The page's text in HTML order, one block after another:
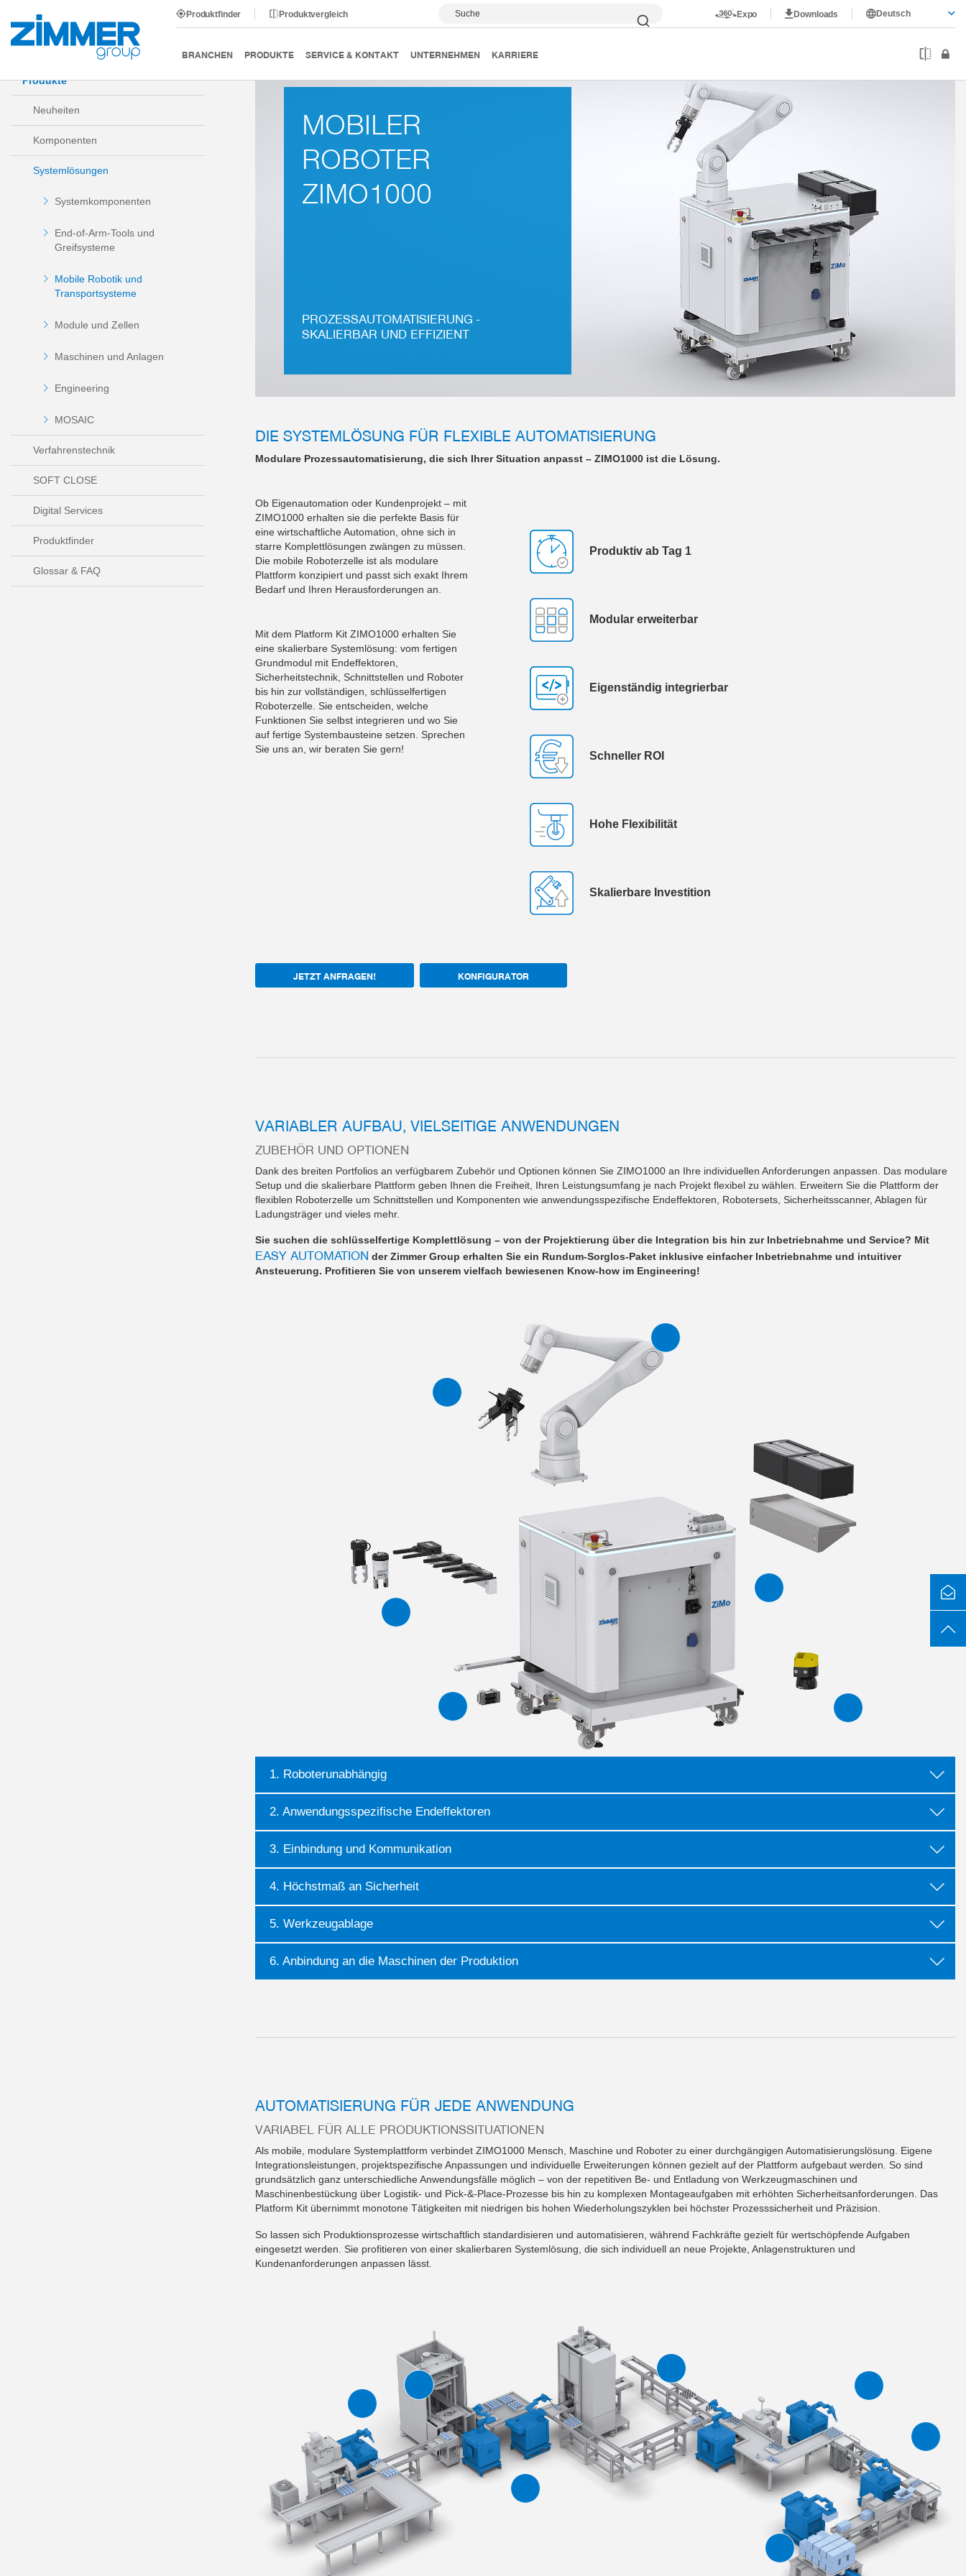
Produktfinder Produktvergleich Suche Expo Downloads Deutsch
BRANCHEN PRODUKTE SERVICE & KONTAKT UNTERNEHMEN KARRIERE
Start Produkte Systemlösungen Mobile Robotik und Transportsysteme Mobiler Roboter ZiMo
Produkte
Neuheiten
Komponenten
Systemlösungen
Systemkomponenten
End-of-Arm-Tools und
Greifsysteme
Mobile Robotik und
Transportsysteme
Module und Zellen
Maschinen und Anlagen
Engineering
MOSAIC
Verfahrenstechnik
SOFT CLOSE
Digital Services
Produktfinder
Glossar & FAQ
MOBILER
ROBOTER
ZIMO1000
PROZESSAUTOMATISIERUNG -
SKALIERBAR UND EFFIZIENT
DIE SYSTEMLÖSUNG FÜR FLEXIBLE AUTOMATISIERUNG
Modulare Prozessautomatisierung, die sich Ihrer Situation anpasst – ZIMO1000 ist die Lösung.
Ob Eigenautomation oder Kundenprojekt – mit
ZIMO1000 erhalten sie die perfekte Basis für
eine wirtschaftliche Automation, ohne sich in
starre Komplettlösungen zwängen zu müssen.
Die mobile Roboterzelle ist als modulare
Plattform konzipiert und passt sich exakt Ihrem
Bedarf und Ihren Herausforderungen an.
Mit dem Platform Kit ZIMO1000 erhalten Sie
eine skalierbare Systemlösung: vom fertigen
Grundmodul mit Endeffektoren,
Sicherheitstechnik, Schnittstellen und Roboter
bis hin zur vollständigen, schlüsselfertigen
Roboterzelle. Sie entscheiden, welche
Funktionen Sie selbst integrieren und wo Sie
auf fertige Systembausteine setzen. Sprechen
Sie uns an, wir beraten Sie gern!
Produktiv ab Tag 1
Modular erweiterbar
Eigenständig integrierbar
Schneller ROI
Hohe Flexibilität
Skalierbare Investition
JETZT ANFRAGEN! KONFIGURATOR
VARIABLER AUFBAU, VIELSEITIGE ANWENDUNGEN
ZUBEHÖR UND OPTIONEN
Dank des breiten Portfolios an verfügbarem Zubehör und Optionen können Sie ZIMO1000 an Ihre individuellen Anforderungen anpassen. Das modulare
Setup und die skalierbare Plattform geben Ihnen die Freiheit, Ihren Leistungsumfang je nach Projekt flexibel zu wählen. Erweitern Sie die Plattform der
flexiblen Roboterzelle um Schnittstellen und Komponenten wie anwendungsspezifische Endeffektoren, Robotersets, Sicherheitsscanner, Ablagen für
Ladungsträger und vieles mehr.
Sie suchen die schlüsselfertige Komplettlösung – von der Projektierung über die Integration bis hin zur Inbetriebnahme und Service? Mit
EASY AUTOMATION der Zimmer Group erhalten Sie ein Rundum-Sorglos-Paket inklusive einfacher Inbetriebnahme und intuitiver
Ansteuerung. Profitieren Sie von unserem vielfach bewiesenen Know-how im Engineering!
1. Roboterunabhängig
2. Anwendungsspezifische Endeffektoren
3. Einbindung und Kommunikation
4. Höchstmaß an Sicherheit
5. Werkzeugablage
6. Anbindung an die Maschinen der Produktion
AUTOMATISIERUNG FÜR JEDE ANWENDUNG
VARIABEL FÜR ALLE PRODUKTIONSSITUATIONEN
Als mobile, modulare Systemplattform verbindet ZIMO1000 Mensch, Maschine und Roboter zu einer durchgängigen Automatisierungslösung. Eigene
Integrationsleistungen, projektspezifische Anpassungen und individuelle Erweiterungen können gezielt auf der Plattform aufgebaut werden. So sind
grundsätzlich ganz unterschiedliche Anwendungsfälle möglich – von der repetitiven Be- und Entladung von Werkzeugmaschinen und
Maschinenbestückung über Logistik- und Pick-&-Place-Prozesse bis hin zu komplexen Montageaufgaben mit erhöhten Sicherheitsanforderungen. Das
Platform Kit übernimmt monotone Tätigkeiten mit niedrigen bis hohen Wiederholungszyklen bei höchster Prozesssicherheit und Präzision.
So lassen sich Produktionsprozesse wirtschaftlich standardisieren und automatisieren, während Fachkräfte gezielt für wertschöpfende Aufgaben
eingesetzt werden. Sie profitieren von einer skalierbaren Systemlösung, die sich individuell an neue Projekte, Anlagenstrukturen und
Kundenanforderungen anpassen lässt.